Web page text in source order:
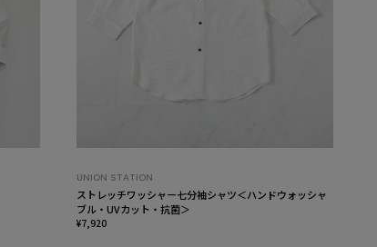
UNION STATION
ストレッチワッシャー七分袖シャツ＜ハンドウォッシャ
ブル・UVカット・抗菌＞
¥7,920